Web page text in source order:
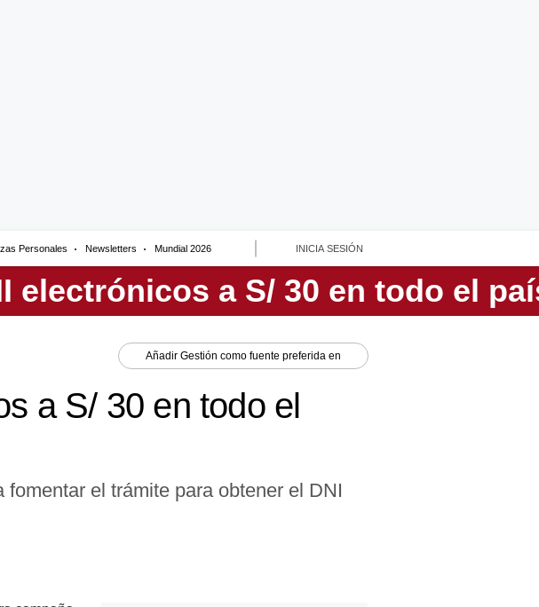
Personales Newsletters Mundial 2026 INICIA SESIÓN
Añadir Gestión como fuente preferida en
a S/ 30 en todo el
el trámite para obtener el DNI